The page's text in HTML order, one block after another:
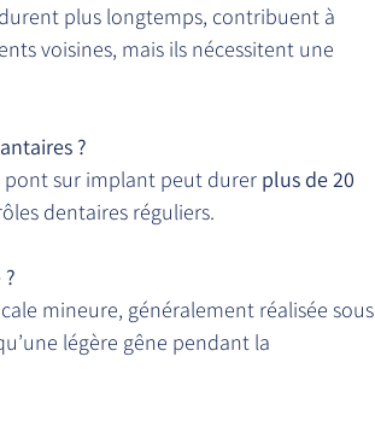
plus longtemps, contribuent à
voisines, mais ils nécessitent une
?
pont sur implant peut durer plus de 20
dentaires réguliers.
mineure, généralement réalisée sous
légère gêne pendant la